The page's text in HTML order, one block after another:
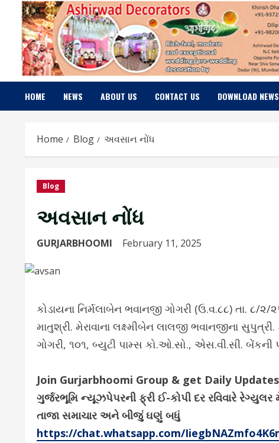
content
HOME NEWS ABOUT US CONTACT US DOWNLOAD
Home Blog અવસાન નોંધ
Blog
અવસાન નોંધ
GURJARBHOOMI February 11, 2025
કોડાયના નિર્મલાબેન ભવાનજી ગોગરી (ઉ.વ.૮૮) તા.
માતુશ્રી. મેરાવાના લક્ષ્મીબેન લાલજી ભવાનજીના
ગોગરી, ૧૦૧, બ્યુટી પામ્સ કો.ઓ.સો., એસ.વી.સી. બેંકની
Join Gurjarbhoomi Group & get Daily
ગુર્જરભૂમિ ન્યૂઝપેપરની ફ્રી ઈ-કોપી દર રવિવારે
તાજા સમાચાર અને બીજું ઘણું બધું
https://chat.whatsapp.com/